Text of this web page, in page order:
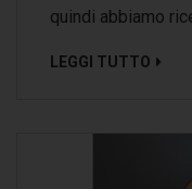
quindi abbiamo
LEGGI TUTTO